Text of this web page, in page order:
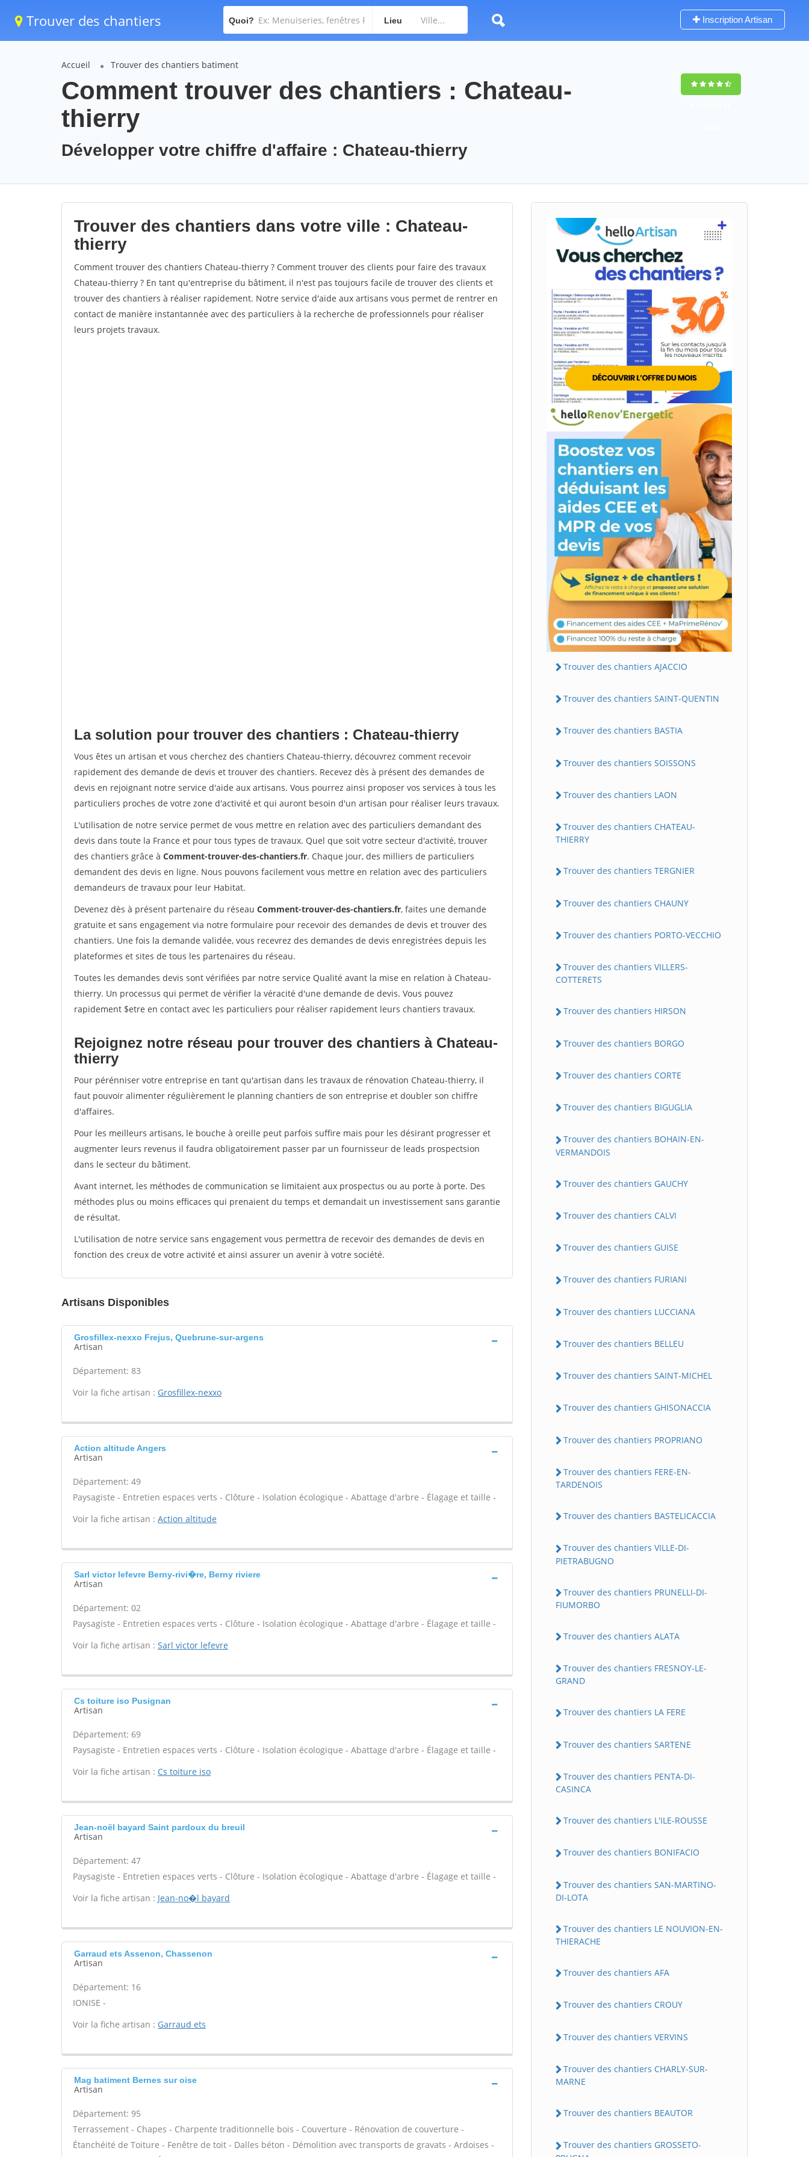
Trouver des chantiers Quoi? Lieu Inscription Artisan
Accueil Trouver des chantiers batiment
Comment trouver des chantiers : Chateau-
thierry
Développer votre chiffre d'affaire : Chateau-thierry
Trouver des chantiers dans votre ville : Chateau-
thierry
Comment trouver des chantiers Chateau-thierry ? Comment trouver des clients pour faire des travaux
Chateau-thierry ? En tant qu'entreprise du bâtiment, il n'est pas toujours facile de trouver des clients et
trouver des chantiers à réaliser rapidement. Notre service d'aide aux artisans vous permet de rentrer en
contact de manière instantannée avec des particuliers à la recherche de professionnels pour réaliser
leurs projets travaux.
La solution pour trouver des chantiers : Chateau-thierry
Vous êtes un artisan et vous cherchez des chantiers Chateau-thierry, découvrez comment recevoir
rapidement des demande de devis et trouver des chantiers. Recevez dès à présent des demandes de
devis en rejoignant notre service d'aide aux artisans. Vous pourrez ainsi proposer vos services à tous les
particuliers proches de votre zone d'activité et qui auront besoin d'un artisan pour réaliser leurs travaux.
L'utilisation de notre service permet de vous mettre en relation avec des particuliers demandant des
devis dans toute la France et pour tous types de travaux. Quel que soit votre secteur d'activité, trouver
des chantiers grâce à Comment-trouver-des-chantiers.fr. Chaque jour, des milliers de particuliers
demandent des devis en ligne. Nous pouvons facilement vous mettre en relation avec des particuliers
demandeurs de travaux pour leur Habitat.
Devenez dès à présent partenaire du réseau Comment-trouver-des-chantiers.fr, faites une demande
gratuite et sans engagement via notre formulaire pour recevoir des demandes de devis et trouver des
chantiers. Une fois la demande validée, vous recevrez des demandes de devis enregistrées depuis les
plateformes et sites de tous les partenaires du réseau.
Toutes les demandes devis sont vérifiées par notre service Qualité avant la mise en relation à Chateau-
thierry. Un processus qui permet de vérifier la véracité d'une demande de devis. Vous pouvez
rapidement $etre en contact avec les particuliers pour réaliser rapidement leurs chantiers travaux.
Rejoignez notre réseau pour trouver des chantiers à Chateau-
thierry
Pour pérénniser votre entreprise en tant qu'artisan dans les travaux de rénovation Chateau-thierry, il
faut pouvoir alimenter régulièrement le planning chantiers de son entreprise et doubler son chiffre
d'affaires.
Pour les meilleurs artisans, le bouche à oreille peut parfois suffire mais pour les désirant progresser et
augmenter leurs revenus il faudra obligatoirement passer par un fournisseur de leads prospectsion
dans le secteur du bâtiment.
Avant internet, les méthodes de communication se limitaient aux prospectus ou au porte à porte. Des
méthodes plus ou moins efficaces qui prenaient du temps et demandait un investissement sans garantie
de résultat.
L'utilisation de notre service sans engagement vous permettra de recevoir des demandes de devis en
fonction des creux de votre activité et ainsi assurer un avenir à votre société.
Artisans Disponibles
Grosfillex-nexxo Frejus, Quebrune-sur-argens
Artisan
Département: 83
Voir la fiche artisan : Grosfillex-nexxo
Action altitude Angers
Artisan
Département: 49
Paysagiste - Entretien espaces verts - Clôture - Isolation écologique - Abattage d'arbre - Élagage et taille -
Voir la fiche artisan : Action altitude
Sarl victor lefevre Berny-rivi�re, Berny riviere
Artisan
Département: 02
Paysagiste - Entretien espaces verts - Clôture - Isolation écologique - Abattage d'arbre - Élagage et taille -
Voir la fiche artisan : Sarl victor lefevre
Cs toiture iso Pusignan
Artisan
Département: 69
Paysagiste - Entretien espaces verts - Clôture - Isolation écologique - Abattage d'arbre - Élagage et taille -
Voir la fiche artisan : Cs toiture iso
Jean-noël bayard Saint pardoux du breuil
Artisan
Département: 47
Paysagiste - Entretien espaces verts - Clôture - Isolation écologique - Abattage d'arbre - Élagage et taille -
Voir la fiche artisan : Jean-no�l bayard
Garraud ets Assenon, Chassenon
Artisan
Département: 16
IONISE -
Voir la fiche artisan : Garraud ets
Mag batiment Bernes sur oise
Artisan
Département: 95
Terrassement - Chapes - Charpente traditionnelle bois - Couverture - Rénovation de couverture -
Étanchéité de Toiture - Fenêtre de toit - Dalles béton - Démolition avec transports de gravats - Ardoises -
Trouver des chantiers AJACCIO
Trouver des chantiers SAINT-QUENTIN
Trouver des chantiers BASTIA
Trouver des chantiers SOISSONS
Trouver des chantiers LAON
Trouver des chantiers CHATEAU-
THIERRY
Trouver des chantiers TERGNIER
Trouver des chantiers CHAUNY
Trouver des chantiers PORTO-VECCHIO
Trouver des chantiers VILLERS-
COTTERETS
Trouver des chantiers HIRSON
Trouver des chantiers BORGO
Trouver des chantiers CORTE
Trouver des chantiers BIGUGLIA
Trouver des chantiers BOHAIN-EN-
VERMANDOIS
Trouver des chantiers GAUCHY
Trouver des chantiers CALVI
Trouver des chantiers GUISE
Trouver des chantiers FURIANI
Trouver des chantiers LUCCIANA
Trouver des chantiers BELLEU
Trouver des chantiers SAINT-MICHEL
Trouver des chantiers GHISONACCIA
Trouver des chantiers PROPRIANO
Trouver des chantiers FERE-EN-
TARDENOIS
Trouver des chantiers BASTELICACCIA
Trouver des chantiers VILLE-DI-
PIETRABUGNO
Trouver des chantiers PRUNELLI-DI-
FIUMORBO
Trouver des chantiers ALATA
Trouver des chantiers FRESNOY-LE-
GRAND
Trouver des chantiers LA FERE
Trouver des chantiers SARTENE
Trouver des chantiers PENTA-DI-
CASINCA
Trouver des chantiers L'ILE-ROUSSE
Trouver des chantiers BONIFACIO
Trouver des chantiers SAN-MARTINO-
DI-LOTA
Trouver des chantiers LE NOUVION-EN-
THIERACHE
Trouver des chantiers AFA
Trouver des chantiers CROUY
Trouver des chantiers VERVINS
Trouver des chantiers CHARLY-SUR-
MARNE
Trouver des chantiers BEAUTOR
Trouver des chantiers GROSSETO-